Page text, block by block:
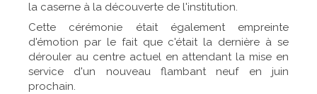
la caserne à la découverte de l'institution.
Cette cérémonie était également empreinte
d'émotion par le fait que c'était la dernière à se
dérouler au centre actuel en attendant la mise en
service d'un nouveau flambant neuf en juin
prochain.